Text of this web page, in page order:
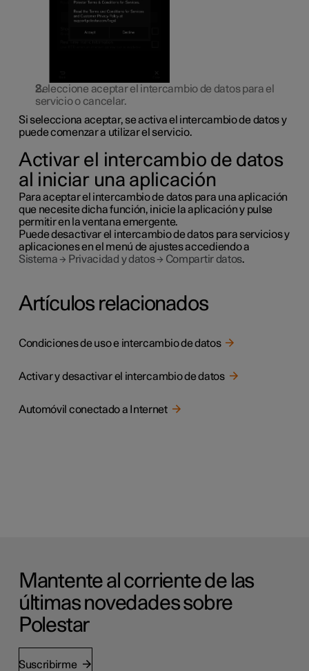
Seleccione aceptar el intercambio de datos para el
servicio o cancelar.
Si selecciona aceptar, se activa el intercambio de datos y
puede comenzar a utilizar el servicio.
Activar el intercambio de datos
al iniciar una aplicación
Para aceptar el intercambio de datos para una aplicación
que necesite dicha función, inicie la aplicación y pulse
permitiren la ventana emergente.
Puede desactivar el intercambio de datos para servicios y
aplicaciones en el menú de ajustes accediendo a
Sistema→ Privacidad y datos→ Compartir datos.
Artículos relacionados
Condiciones de uso e intercambio de datos
Activar y desactivar el intercambio de datos
Automóvil conectado a Internet
Mantente al corriente de las
últimas novedades sobre
Polestar
Suscribirme